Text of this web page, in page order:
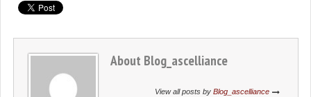
About Blog_ascelliance
View all posts by Blog_ascelliance